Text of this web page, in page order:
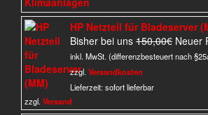
HP Netzteil für Bladeserver
Bisher bei uns 150,00€
Preis
Neuer
inkl. MwSt. (differenzbesteuert nach
zzgl. Versandkosten
Lieferzeit:sofort lieferbar
zzgl. Versand